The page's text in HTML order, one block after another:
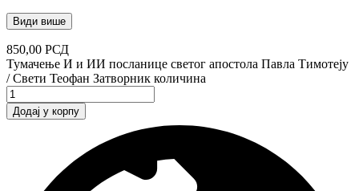
Види више
850,00 РСД
Тумачење И и ИИ посланице светог апостола Павла Тимотеју
/ Свети Теофан Затворник количина
Додај у корпу